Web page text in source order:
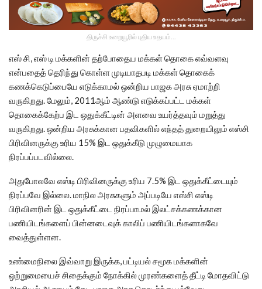
திருச்சி உறையூரில் புதிய உதயம்...
எஸ் சி, எஸ் டி மக்களின் தற்போதைய மக்கள் தொகை எவ்வளவு
என்பதைத் தெரிந்து கொள்ள முடியாதபடி மக்கள் தொகைக்
கணக்கெடுப்பையே எடுக்காமல் ஒன்றிய பாஜக அரசு ஏமாற்றி
வருகிறது. மேலும், 2011ஆம் ஆண்டு எடுக்கப்பட்ட மக்கள்
தொகைக்கேற்ப இட ஒதுக்கீட்டின் அளவை உயர்த்தவும் மறுத்து
வருகிறது. ஒன்றிய அரசுக்கான பதவிகளில் எந்தத் துறையிலும் எஸ்சி
பிரிவினருக்கு உரிய 15% இட ஒதுக்கீடு முழுமையாக
நிரப்பப்படவில்லை.
அதுபோலவே எஸ்டி பிரிவினருக்கு உரிய 7.5% இட ஒதுக்கீட்டையும்
நிரப்பவே இல்லை. மாநில அரசுகளும் அப்படியே எஸ்சி எஸ்டி
பிரிவினரின் இட ஒதுக்கீட்டை நிரப்பாமல் இலட்சக்கணக்கான
பணியிடங்களைப் பின்னடைவுக் காலிப் பணியிடங்களாகவே
வைத்துள்ளன.
உண்மைநிலை இவ்வாறு இருக்க, பட்டியல் சமூக மக்களின்
ஒற்றுமையைச் சிதைக்கும் நோக்கில் முரண்களைத் தீட்டி மோதவிட்டு